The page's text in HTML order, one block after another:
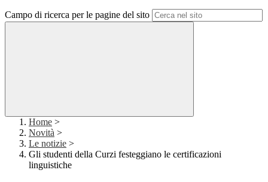
Campo di ricerca per le pagine del sito
Home >
Novità >
Le notizie >
Gli studenti della Curzi festeggiano le certificazioni
linguistiche